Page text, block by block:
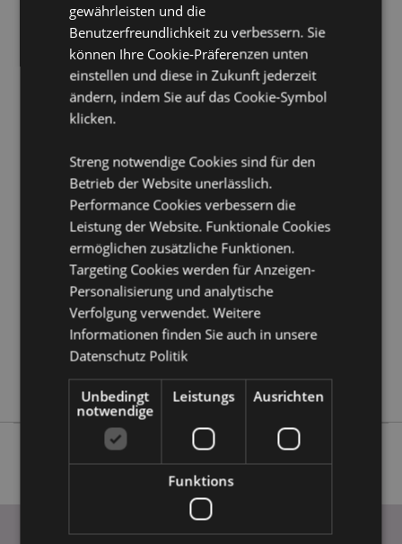
Krähe stehend uaf Totenkopf und Büchern Ornament
Material: Harz
Produkttressourcen:
Möchten Sie mehr über den Einkauf bei Puckator
Produktattribute
Information
Höhe 10cm Breite 6cm Tiefe 4.5cm
72
0.138000
Keine
Keine
Keine
gewährleisten und die
Benutzerfreundlichkeit zu verbessern. Sie
können Ihre Cookie-Präferenzen unten
einstellen und diese in Zukunft jederzeit
ändern, indem Sie auf das Cookie-Symbol
klicken.
Streng notwendige Cookies sind für den
Betrieb der Website unerlässlich.
Performance Cookies verbessern die
Leistung der Website. Funktionale Cookies
ermöglichen zusätzliche Funktionen.
Targeting Cookies werden für Anzeigen-
Personalisierung und analytische
Verfolgung verwendet. Weitere
Informationen finden Sie auch in unsere
Datenschutz Politik
Unbedingt
notwendige
Leistungs Ausrichten
Funktions